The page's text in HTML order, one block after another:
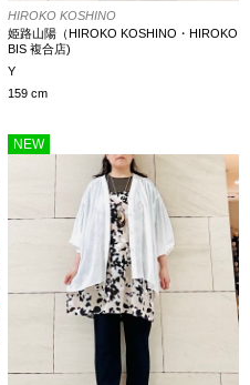
HIROKO KOSHINO
姫路山陽（HIROKO KOSHINO・HIROKO
BIS 複合店)
Y
159 cm
NEW